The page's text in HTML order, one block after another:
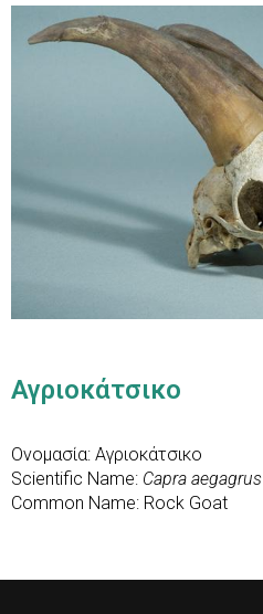
Αγριοκάτσικο
Ονομασία: Αγριοκάτσικο
Scientific Name: Capra aegagrus
Common Name: Rock Goat